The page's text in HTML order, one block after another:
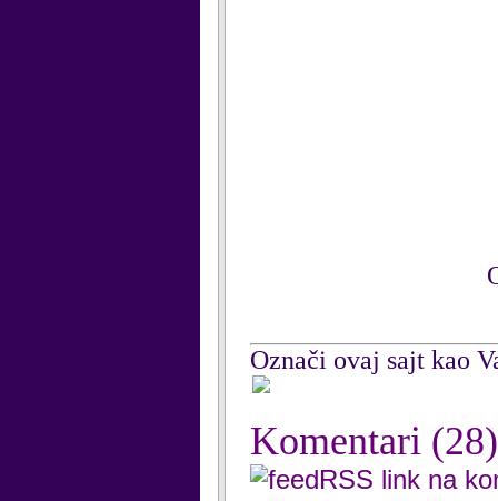
Označi ovaj sajt kao
Komentari (28)
RSS link na